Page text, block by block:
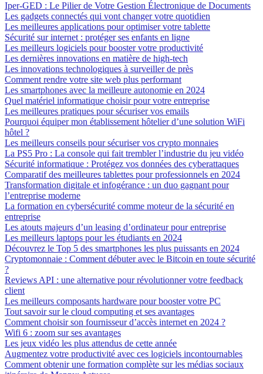
Iper-GED : Le Pilier de Votre Gestion Électronique de Documents
Les gadgets connectés qui vont changer votre quotidien
Les meilleures applications pour optimiser votre tablette
Sécurité sur internet : protéger ses enfants en ligne
Les meilleurs logiciels pour booster votre productivité
Les dernières innovations en matière de high-tech
Les innovations technologiques à surveiller de près
Comment rendre votre site web plus performant
Les smartphones avec la meilleure autonomie en 2024
Quel matériel informatique choisir pour votre entreprise
Les meilleures pratiques pour sécuriser vos emails
Pourquoi équiper mon établissement hôtelier d’une solution WiFi
hôtel ?
Les meilleurs conseils pour sécuriser vos crypto monnaies
La PS5 Pro : La console qui fait trembler l’industrie du jeu vidéo
Sécurité informatique : Protégez vos données des cyberattaques
Comparatif des meilleures tablettes pour professionnels en 2024
Transformation digitale et infogérance : un duo gagnant pour
l’entreprise moderne
La formation en cybersécurité comme moteur de la sécurité en
entreprise
Les atouts majeurs d’un leasing d’ordinateur pour entreprise
Les meilleurs laptops pour les étudiants en 2024
Découvrez le Top 5 des smartphones les plus puissants en 2024
Cryptomonnaie : Comment débuter avec le Bitcoin en toute sécurité
?
Reviews API : une alternative pour révolutionner votre feedback
client
Les meilleurs composants hardware pour booster votre PC
Tout savoir sur le cloud computing et ses avantages
Comment choisir son fournisseur d’accès internet en 2024 ?
Wifi 6 : zoom sur ses avantages
Les jeux vidéo les plus attendus de cette année
Augmentez votre productivité avec ces logiciels incontournables
Comment obtenir une formation complète sur les médias sociaux